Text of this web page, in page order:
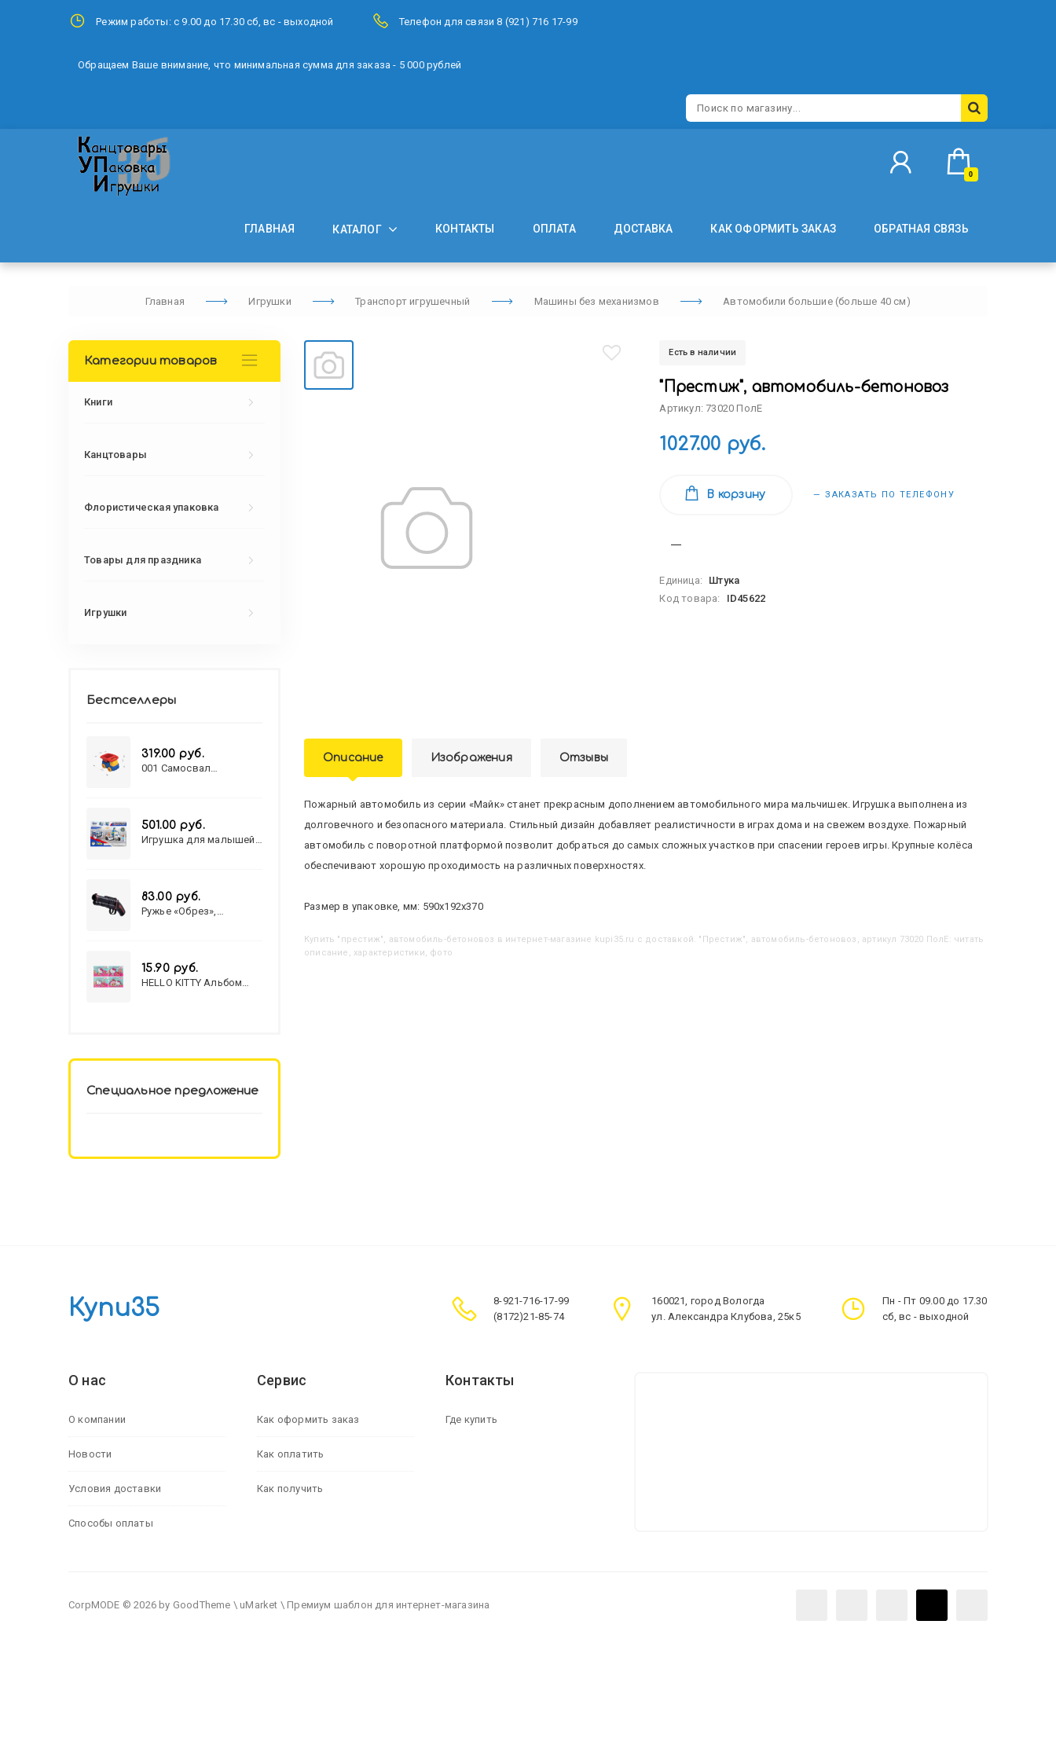
Режим работы: с 9.00 до 17.30 сб, вс - выходной Телефон для связи 8 (921) 716 17-99
Обращаем Ваше внимание, что минимальная сумма для заказа - 5 000 рублей
0
ГЛАВНАЯ КАТАЛОГ КОНТАКТЫ ОПЛАТА ДОСТАВКА КАК ОФОРМИТЬ ЗАКАЗ ОБРАТНАЯ СВЯЗЬ
Главная Игрушки Транспорт игрушечный Машины без механизмов Автомобили большие (больше 40 см)
Есть в наличии
"Престиж", автомобиль-бетоновоз
Артикул: 73020 ПолЕ
1027.00 руб.
В корзину — ЗАКАЗАТЬ ПО ТЕЛЕФОНУ
Единица:
Штука
Код товара:
ID45622
Описание Изображения Отзывы
Пожарный автомобиль из серии «Майк» станет прекрасным дополнением автомобильного мира мальчишек. Игрушка выполнена из
долговечного и безопасного материала. Стильный дизайн добавляет реалистичности в играх дома и на свежем воздухе. Пожарный
автомобиль с поворотной платформой позволит добраться до самых сложных участков при спасении героев игры. Крупные колёса
обеспечивают хорошую проходимость на различных поверхностях.
Размер в упаковке, мм: 590х192х370
Купить "Престиж", автомобиль-бетоновоз в интернет-магазине kupi35.ru с доставкой. "Престиж", автомобиль-бетоновоз, артикул 73020 ПолЕ: читать
описание, характеристики, фото
Категории товаров
Книги
Канцтовары
Флористическая упаковка
Товары для праздника
Игрушки
Бестселлеры
319.00 руб.
001 Самосвал
501.00 руб.
Игрушка для малышей
83.00 руб.
Ружье «Обрез»,
15.90 руб.
HELLO KITTY Альбом
Специальное предложение
Купи35
8-921-716-17-99
(8172)21-85-74
160021, город Вологда
ул. Александра Клубова, 25к5
Пн - Пт 09.00 до 17.30
сб, вс - выходной
О нас
О компании
Новости
Условия доставки
Способы оплаты
Сервис
Как оформить заказ
Как оплатить
Как получить
Контакты
Где купить
CorpMODE © 2026 by GoodTheme \ uMarket \ Премиум шаблон для интернет-магазина